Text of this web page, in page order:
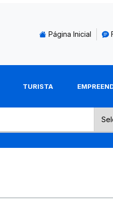
Página Inicial
TURISTA